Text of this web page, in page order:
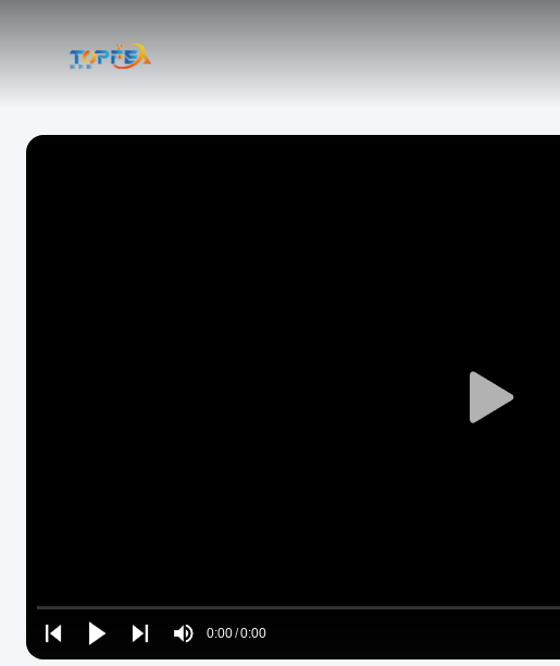
Play
Play
Play
Play
Mute0:00/0:00
Loaded:
0%